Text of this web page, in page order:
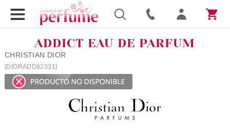
ADDICT EAU DE PARFUM
CHRISTIAN DIOR
[DIORADD82331]